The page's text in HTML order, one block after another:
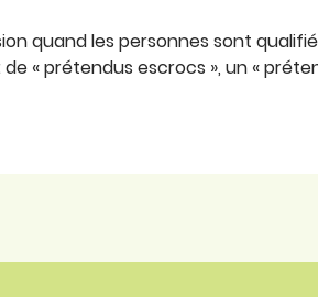
quand les personnes sont
« prétendus escrocs », un «